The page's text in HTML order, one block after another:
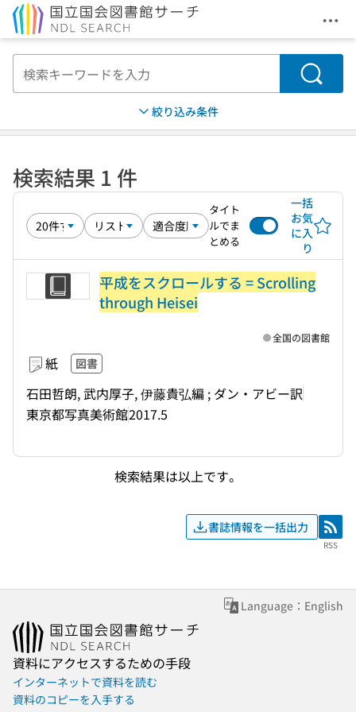
メ
検索
絞り込み条件
検索結果 1 件
タイト
ルでま
とめる
一括
お気
に入
り
平成をスクロールする = Scrolling
through Heisei
紙 図書
石田哲朗, 武内厚子, 伊藤貴弘編 ; ダン・アビー訳
東京都写真美術館2017.5
全国の図書館
検索結果は以上です。
書誌情報を一括出力 RSS
RSS
Language：English
資料にアクセスするための手段
インターネットで資料を読む
資料のコピーを入手する